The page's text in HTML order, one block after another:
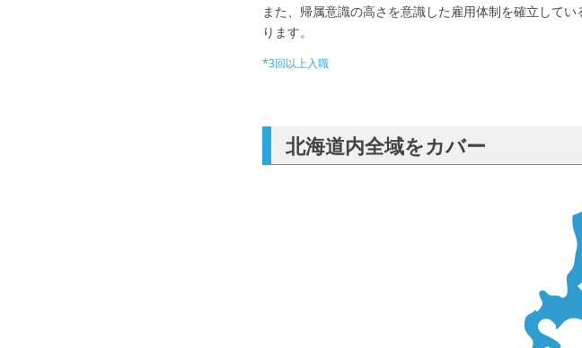
また、帰属意識の高さを意識した雇用体制を確立して
ります。
*3回以上入職
北海道内全域をカバー